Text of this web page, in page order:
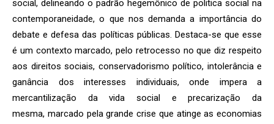
social, delineando o padrão hegemônico de politica social na
contemporaneidade, o que nos demanda a importância do
debate e defesa das políticas públicas. Destaca-se que esse
é um contexto marcado, pelo retrocesso no que diz respeito
aos direitos sociais, conservadorismo político, intolerância e
ganância dos interesses individuais, onde impera a
mercantilização da vida social e precarização da
mesma, marcado pela grande crise que atinge as economias